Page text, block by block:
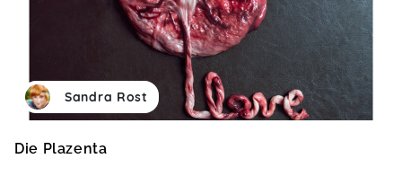
Sandra Rost
Die Plazenta